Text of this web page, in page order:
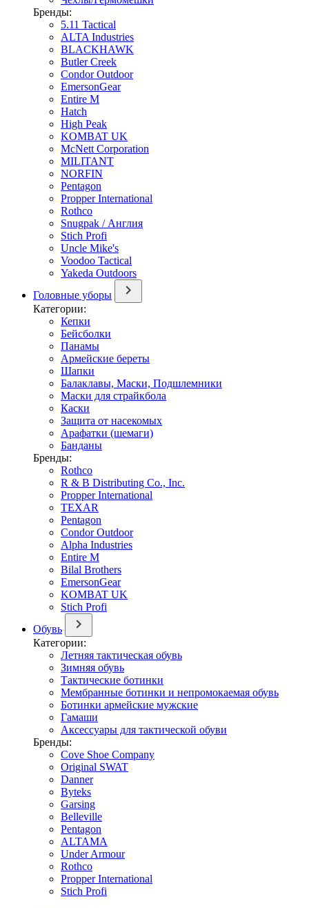
Бренды:
5.11 Tactical
ALTA Industries
BLACKHAWK
Butler Creek
Condor Outdoor
EmersonGear
Entire M
Hatch
High Peak
KOMBAT UK
McNett Corporation
MILITANT
NORFIN
Pentagon
Propper International
Rothco
Snugpak / Англия
Stich Profi
Uncle Mike's
Voodoo Tactical
Yakeda Outdoors
Головные уборы
Категории:
Кепки
Бейсболки
Панамы
Армейские береты
Шапки
Балаклавы, Маски, Подшлемники
Маски для страйкбола
Каски
Защита от насекомых
Арафатки (шемаги)
Банданы
Бренды:
Rothco
R & B Distributing Co., Inc.
Propper International
TEXAR
Pentagon
Condor Outdoor
Alpha Industries
Entire M
Bilal Brothers
EmersonGear
KOMBAT UK
Stich Profi
Обувь
Категории:
Летняя тактическая обувь
Зимняя обувь
Тактические ботинки
Мембранные ботинки и непромокаемая обувь
Ботинки армейские мужские
Гамаши
Аксессуары для тактической обуви
Бренды:
Cove Shoe Company
Original SWAT
Danner
Byteks
Garsing
Belleville
Pentagon
ALTAMA
Under Armour
Rothco
Propper International
Stich Profi